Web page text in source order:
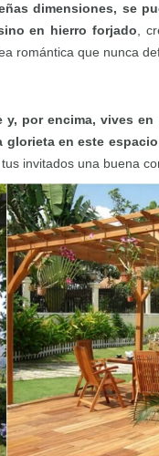
dimensiones, se
en hierro forjado ,
romántica que nunca
por encima, vives
glorieta en este espacio
invitados una buena